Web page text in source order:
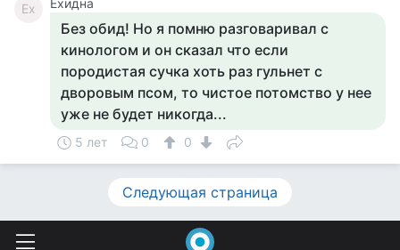
Ех Ехидна
Без обид! Но я помню разговаривал с
кинологом и он сказал что если
породистая сучка хоть раз гульнет с
дворовым псом, то чистое потомство у нее
уже не будет никогда...
5 лет 0 0
Следующая страница